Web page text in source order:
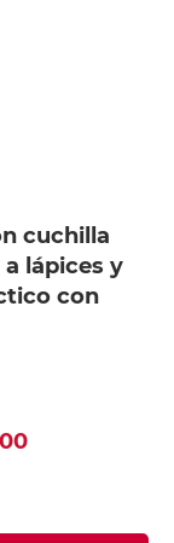
cuchilla
lápices y
con
00